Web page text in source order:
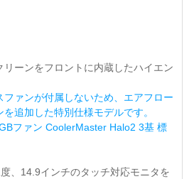
ーンをフロントに内蔵したハイエン
ファンが付属しないため、エアフロー
追加した特別仕様モデルです。
ファン CoolerMaster Halo2 3基 標
、14.9インチのタッチ対応モニタを